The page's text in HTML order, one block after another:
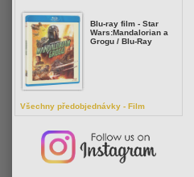
Blu-ray film - Star
Wars:Mandalorian a
Grogu / Blu-Ray
Všechny předobjednávky - Film